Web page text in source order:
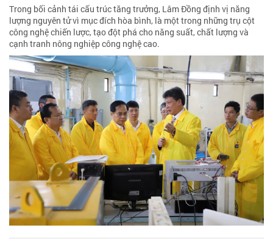
Trong bối cảnh tái cấu trúc tăng trưởng, Lâm Đồng định vị năng
lượng nguyên tử vì mục đích hòa bình, là một trong những trụ cột
công nghệ chiến lược, tạo đột phá cho năng suất, chất lượng và
cạnh tranh nông nghiệp công nghệ cao.